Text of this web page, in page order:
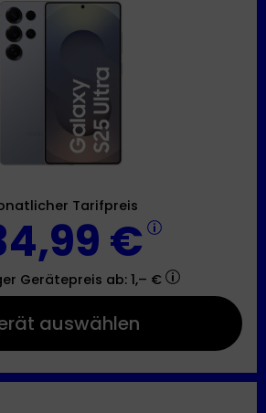
Tarifpreis
€
Gerätepreis ab: 1,– €
auswählen